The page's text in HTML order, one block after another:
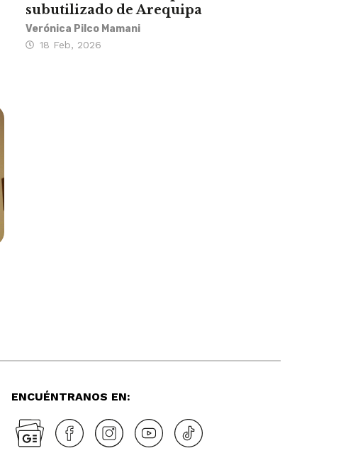
subutilizado de Arequipa
Verónica Pilco Mamani
18 Feb, 2026
ENCUÉNTRANOS EN: